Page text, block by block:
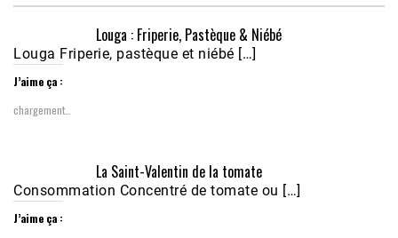
Nobana (Podologue)
Feb 24, 2021 • 28mn
Louga : Friperie, Pastèque & Niébé
Louga Friperie, pastèque et niébé […]
J’aime ça :
chargement…
La Saint-Valentin de la tomate
Consommation Concentré de tomate ou […]
J’aime ça :